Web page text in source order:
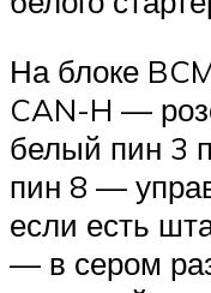
На блоке
CAN-H —
белый пин 3
пин 8 —
если есть
— в сером